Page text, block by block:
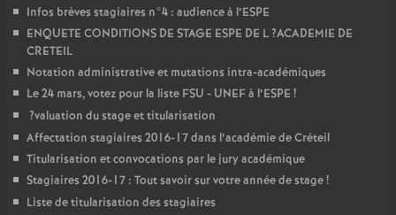
Infos brèves stagiaires n°4 : audience à l’ESPE
ENQUETE CONDITIONS DE STAGE ESPE DE L?ACADEMIE DE
CRETEIL
Notation administrative et mutations intra-académiques
Le 24 mars, votez pour la liste FSU - UNEFà l’ESPE !
?valuation du stage et titularisation
Affectation stagiaires 2016-17 dans l’académie de Créteil
Titularisation et convocations par le jury académique
Stagiaires 2016-17 : Tout savoir sur votre année de stage!
Liste de titularisation des stagiaires